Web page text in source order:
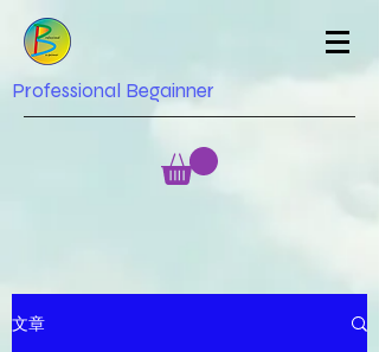
Professional Begainner
文章